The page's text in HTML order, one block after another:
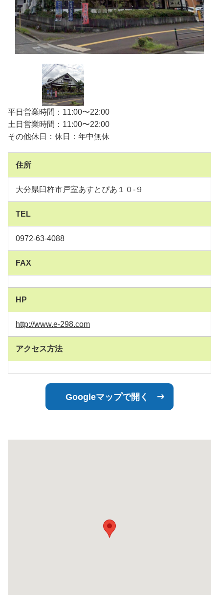
平日営業時間：11:00〜22:00
土日営業時間：11:00〜22:00
その他休日：休日：年中無休
住所
大分県臼杵市戸室あすとぴあ１０-９
TEL
0972-63-4088
FAX
HP
http://www.e-298.com
アクセス方法
Googleマップで開く